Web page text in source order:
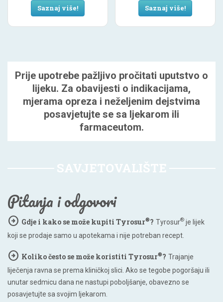
Saznaj više! Saznaj više!
Prije upotrebe pažljivo pročitati uputstvo o
lijeku. Za obavijesti o indikacijama,
mjerama opreza i neželjenim dejstvima
posavjetujte se sa ljekarom ili
farmaceutom.
SAVJETOVALIŠTE
Pitanja i odgovori
arrow_circle_right Gdje i kako se može kupiti Tyrosur®? Tyrosur® je lijek
koji se prodaje samo u apotekama i nije potreban recept.
arrow_circle_right Koliko često se može koristiti Tyrosur®? Trajanje
liječenja ravna se prema kliničkoj slici. Ako se tegobe pogoršaju ili
unutar sedmicu dana ne nastupi poboljšanje, obavezno se
posavjetujte sa svojim ljekarom.